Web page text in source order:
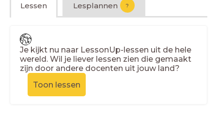
Lessen Lesplannen ?
Je kijkt nu naar LessonUp-lessen uit de hele
wereld. Wil je liever lessen zien die gemaakt
zijn door andere docenten uit jouw land?
Toon lessen